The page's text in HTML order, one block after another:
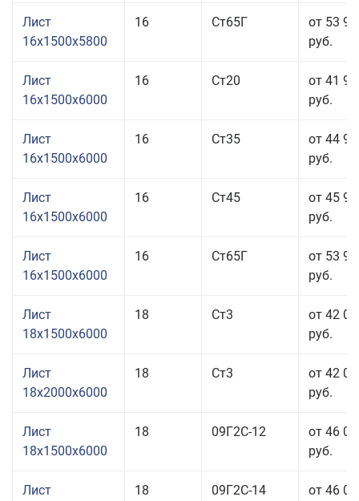
Лист
16x1500x5800
16 Ст65Г
от 53
руб.
Лист
16x1500x6000
16 Ст20
от 41
руб.
Лист
16x1500x6000
16 Ст35
от 44
руб.
Лист
16x1500x6000
16 Ст45
от 45
руб.
Лист
16x1500x6000
16 Ст65Г
от 53
руб.
Лист
18x1500x6000
18 Ст3
от 42
руб.
Лист
18x2000x6000
18 Ст3
от 42
руб.
Лист
18x1500x6000
18 09Г2С-12
от 46
руб.
Лист
18 09Г2С-14
от 46